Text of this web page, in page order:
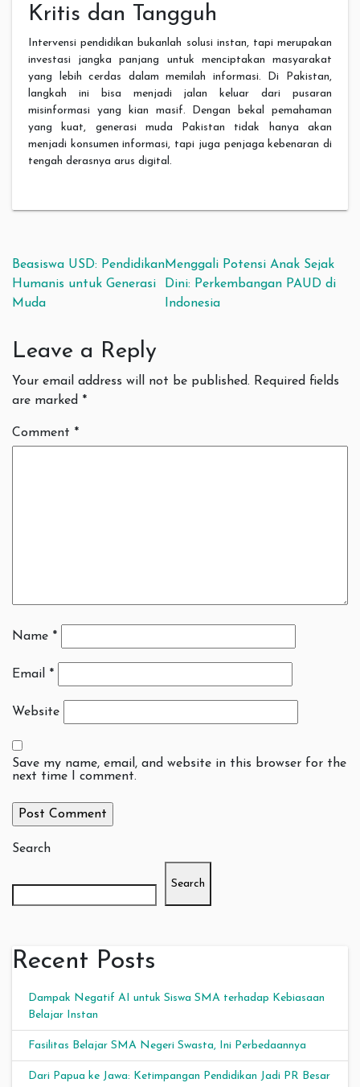
Kritis dan Tangguh
Intervensi pendidikan bukanlah solusi instan, tapi merupakan
investasi jangka panjang untuk menciptakan masyarakat
yang lebih cerdas dalam memilah informasi. Di Pakistan,
langkah ini bisa menjadi jalan keluar dari pusaran
misinformasi yang kian masif. Dengan bekal pemahaman
yang kuat, generasi muda Pakistan tidak hanya akan
menjadi konsumen informasi, tapi juga penjaga kebenaran di
tengah derasnya arus digital.
Post navigation
Beasiswa USD: Pendidikan
Humanis untuk Generasi
Muda
Menggali Potensi Anak Sejak
Dini: Perkembangan PAUD di
Indonesia
Leave a Reply
Your email address will not be published. Required fields
are marked *
Comment *
Name *
Email *
Website
Save my name, email, and website in this browser for the
next time I comment.
Search
Search
Recent Posts
Dampak Negatif AI untuk Siswa SMA terhadap Kebiasaan
Belajar Instan
Fasilitas Belajar SMA Negeri Swasta, Ini Perbedaannya
Dari Papua ke Jawa: Ketimpangan Pendidikan Jadi PR Besar